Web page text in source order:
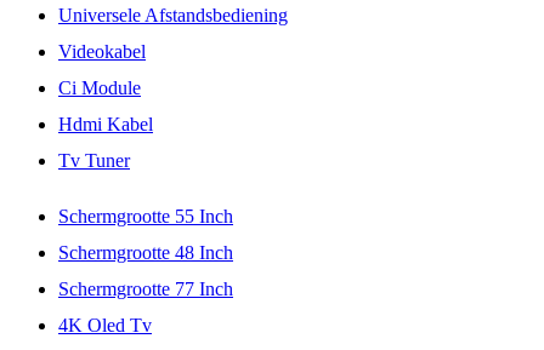
Universele Afstandsbediening
Videokabel
Ci Module
Hdmi Kabel
Tv Tuner
Schermgrootte 55 Inch
Schermgrootte 48 Inch
Schermgrootte 77 Inch
4K Oled Tv